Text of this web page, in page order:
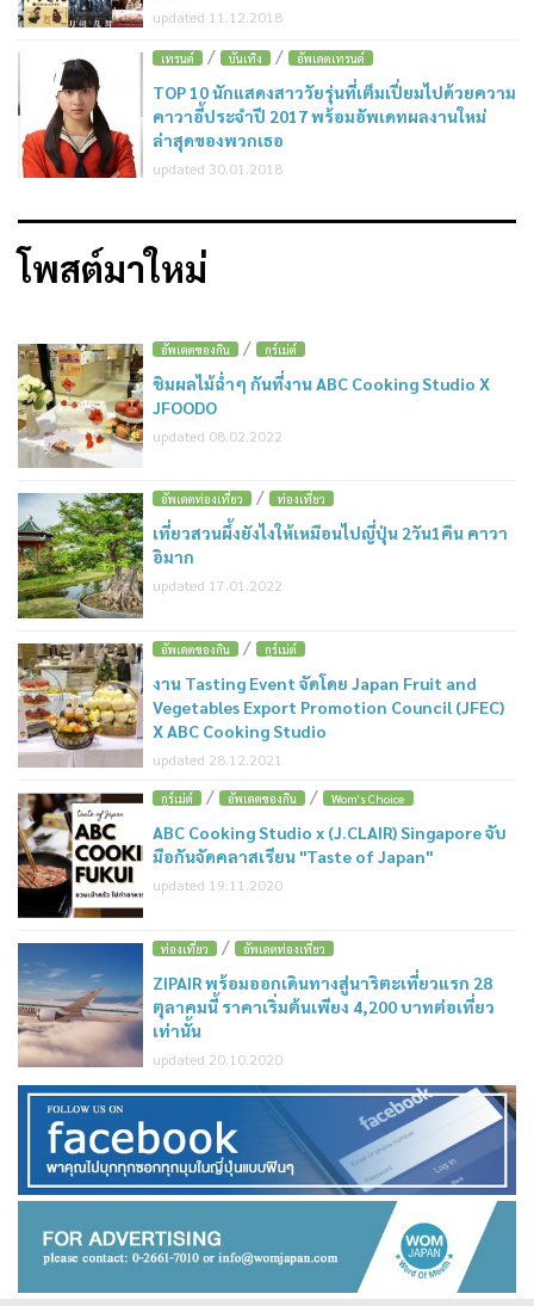
updated 11.12.2018
4 เทรนด์ / บันเทิง / อัพเดตเทรนด์
TOP 10 นักแสดงสาววัยรุ่นที่เต็มเปี่ยมไปด้วยความ
คาวาอี้ประจำปี 2017 พร้อมอัพเดทผลงานใหม่
ล่าสุดของพวกเธอ
updated 30.01.2018
โพสต์มาใหม่
อัพเดตของกิน / กูร์เม่ต์
ชิมผลไม้ฉ่ำๆ กันที่งาน ABC Cooking Studio X
JFOODO
updated 08.02.2022
อัพเดตท่องเที่ยว / ท่องเที่ยว
เที่ยวสวนผึ้งยังไงให้เหมือนไปญี่ปุ่น 2วัน1คืน คาวา
อิมาก
updated 17.01.2022
อัพเดตของกิน / กูร์เม่ต์
งาน Tasting Event จัดโดย Japan Fruit and
Vegetables Export Promotion Council (JFEC)
X ABC Cooking Studio
updated 28.12.2021
กูร์เม่ต์ / อัพเดตของกิน / Wom's Choice
ABC Cooking Studio x (J.CLAIR) Singapore จับ
มือกันจัดคลาสเรียน "Taste of Japan"
updated 19.11.2020
ท่องเที่ยว / อัพเดตท่องเที่ยว
ZIPAIR พร้อมออกเดินทางสู่นาริตะเที่ยวแรก 28
ตุลาคมนี้ ราคาเริ่มต้นเพียง 4,200 บาทต่อเที่ยว
เท่านั้น
updated 20.10.2020